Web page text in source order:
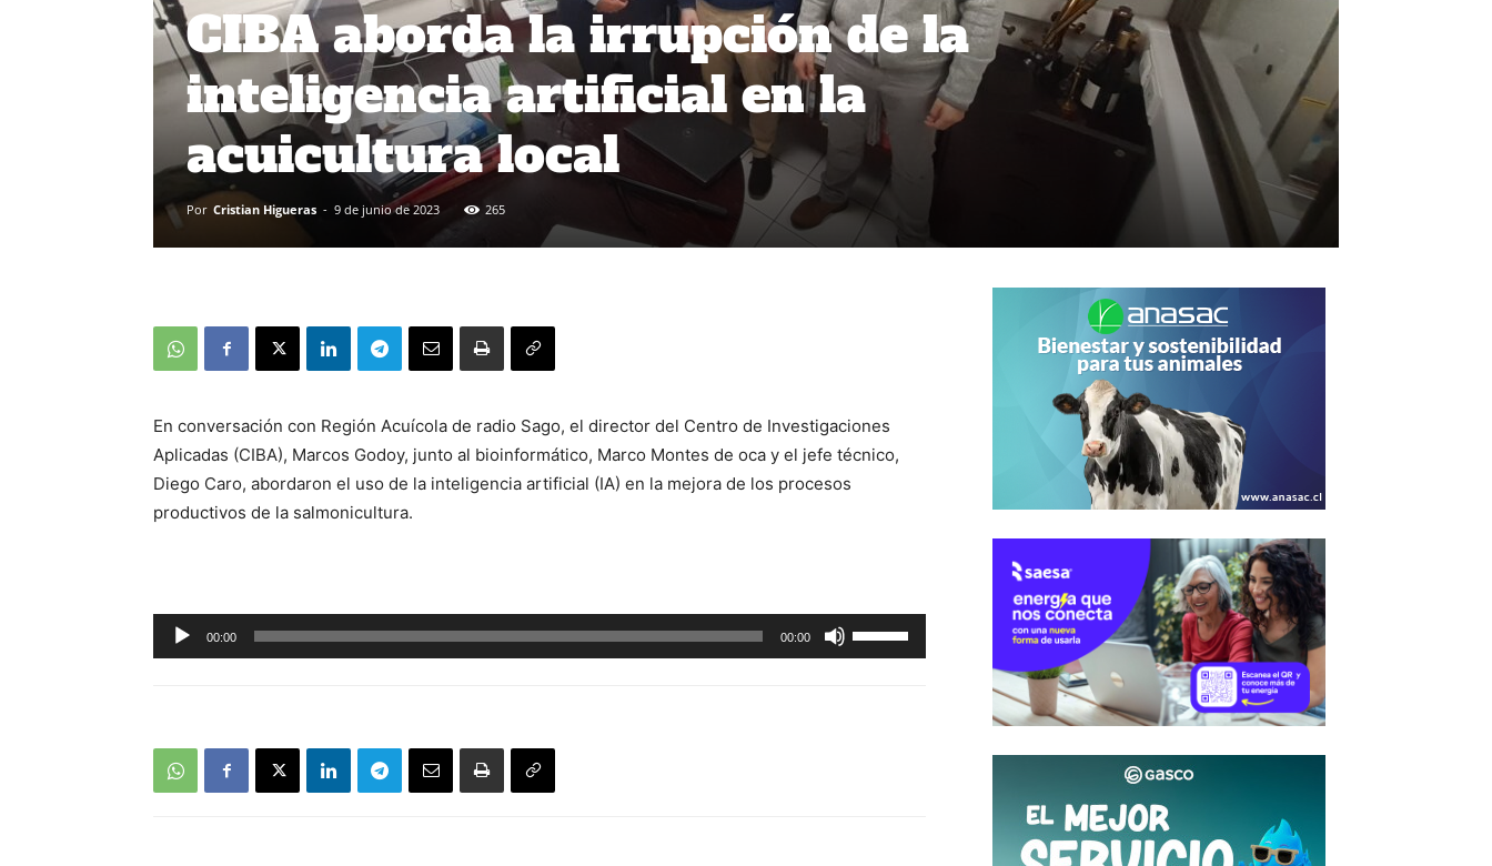
CIBA aborda la irrupción de la
inteligencia artificial en la
acuicultura local
Por Cristian Higueras - 9 de junio de 2023 265
En conversación con Región Acuícola de radio Sago, el director del Centro de Investigaciones
Aplicadas (CIBA), Marcos Godoy, junto al bioinformático, Marco Montes de oca y el jefe técnico,
Diego Caro, abordaron el uso de la inteligencia artificial (IA) en la mejora de los procesos
productivos de la salmonicultura.
Reproductor
de
00:00 00:00
las